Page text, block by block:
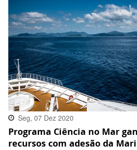
Seg, 07 Dez 2020
12:31:00 -0300
Programa Ciência no Mar
recursos com adesão da